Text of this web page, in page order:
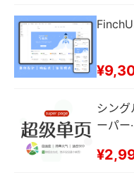
シン
ーパー